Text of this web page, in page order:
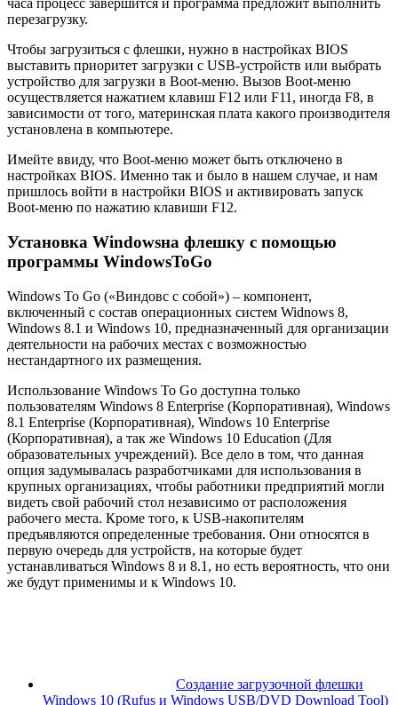
часа процесс завершится и программа предложит выполнить
перезагрузку.
Чтобы загрузиться с флешки, нужно в настройках BIOS
выставить приоритет загрузки с USB-устройств или выбрать
устройство для загрузки в Boot-меню. Вызов Boot-меню
осуществляется нажатием клавиш F12 или F11, иногда F8, в
зависимости от того, материнская плата какого производителя
установлена в компьютере.
Имейте ввиду, что Boot-меню может быть отключено в
настройках BIOS. Именно так и было в нашем случае, и нам
пришлось войти в настройки BIOS и активировать запуск
Boot-меню по нажатию клавиши F12.
Установка Windowsна флешку c помощью
программы WindowsToGo
Windows To Go («Виндовс с собой») – компонент,
включенный с состав операционных систем Widnows 8,
Windows 8.1 и Windows 10, предназначенный для организации
деятельности на рабочих местах с возможностью
нестандартного их размещения.
Использование Windows To Go доступна только
пользователям Windows 8 Enterprise (Корпоративная), Windows
8.1 Enterprise (Корпоративная), Windows 10 Enterprise
(Корпоративная), а так же Windows 10 Education (Для
образовательных учреждений). Все дело в том, что данная
опция задумывалась разработчиками для использования в
крупных организациях, чтобы работники предприятий могли
видеть свой рабочий стол независимо от расположения
рабочего места. Кроме того, к USB-накопителям
предъявляются определенные требования. Они относятся в
первую очередь для устройств, на которые будет
устанавливаться Windows 8 и 8.1, но есть вероятность, что они
же будут применимы и к Windows 10.
Cоздание загрузочной флешки
Windows 10 (Rufus и Windows USB/DVD Download Tool)